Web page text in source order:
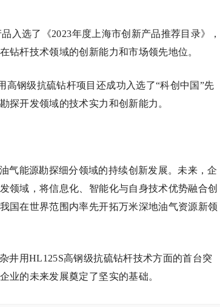
入选了《2023年度上海市创新产品推荐目录》，
钻杆技术领域的创新能力和市场领先地位。
钢级抗硫钻杆项目还成功入选了“科创中国”先
探开发领域的技术实力和创新能力。
气能源勘探细分领域的持续创新发展。未来，企
领域，将信息化、智能化与自身技术优势融合创
国在世界范围内率先开拓万米深地油气资源新领
井用HL125S高钢级抗硫钻杆技术方面的首台突
业的未来发展奠定了坚实的基础。